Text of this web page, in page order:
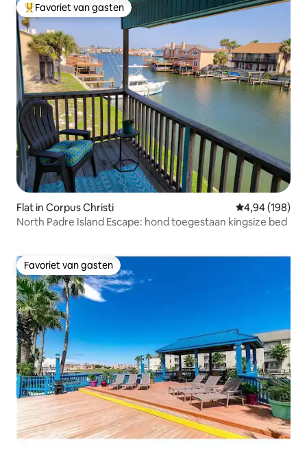
Topfavoriet van gasten
Favoriet van gasten
Flat in Corpus Christi Gemiddelde
4,94 (198)
North Padre Island Escape: hond toegestaan kingsize bed
Favoriet van gasten
Favoriet van gasten